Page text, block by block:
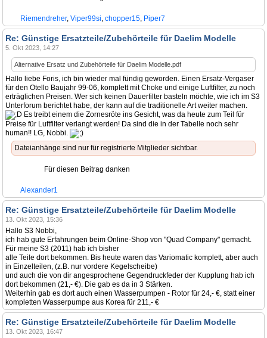
Riemendreher, Viper99si, chopper15, Piper7
Re: Günstige Ersatzteile/Zubehörteile für Daelim Modelle
5. Okt 2023, 14:27
Alternative Ersatz und Zubehörteile für Daelim Modelle.pdf
Hallo liebe Foris, ich bin wieder mal fündig geworden. Einen Ersatz-Vergaser
für den Otello Baujahr 99-06, komplett mit Choke und einige Luftfilter, zu noch
erträglichen Preisen. Wer sich keinen Dauerfilter basteln möchte, wie ich im S3
Unterforum berichtet habe, der kann auf die traditionelle Art weiter machen.
Es treibt einem die Zornesröte ins Gesicht, was da heute zum Teil für
Preise für Luftfilter verlangt werden! Da sind die in der Tabelle noch sehr
human!! LG, Nobbi.
Dateianhänge sind nur für registrierte Mitglieder sichtbar.
Für diesen Beitrag danken
Alexander1
Re: Günstige Ersatzteile/Zubehörteile für Daelim Modelle
13. Okt 2023, 15:36
Hallo S3 Nobbi,
ich hab gute Erfahrungen beim Online-Shop von "Quad Company" gemacht.
Für meine S3 (2011) hab ich bisher
alle Teile dort bekommen. Bis heute waren das Variomatic komplett, aber auch
in Einzelteilen, (z.B. nur vordere Kegelscheibe)
und auch die von dir angesprochene Gegendruckfeder der Kupplung hab ich
dort bekommen (21,- €). Die gab es da in 3 Stärken.
Weiterhin gab es dort auch einen Wasserpumpen - Rotor für 24,- €, statt einer
kompletten Wasserpumpe aus Korea für 211,- €
Re: Günstige Ersatzteile/Zubehörteile für Daelim Modelle
13. Okt 2023, 16:47